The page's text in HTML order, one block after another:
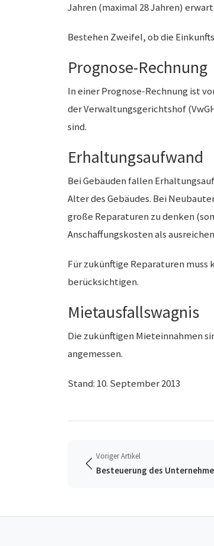
Jahren (maximal 28 Jahren)
Bestehen Zweifel, ob die
Prognose-Rechnung
In einer Prognose-Rechnung ist
der Verwaltungsgerichtshof
sind.
Erhaltungsaufwand
Bei Gebäuden fallen
Alter des Gebäudes. Bei
große Reparaturen zu denken
Anschaffungskosten als
Für zukünftige Reparaturen muss
berücksichtigen.
Mietausfallswagnis
Die zukünftigen Mieteinnahmen
angemessen.
Stand: 10. September 2013
Voriger Artikel
Besteuerung des